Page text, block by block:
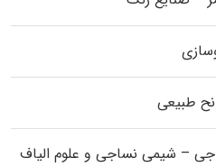
طبیعی
– شیمی نساجی و علوم الیاف